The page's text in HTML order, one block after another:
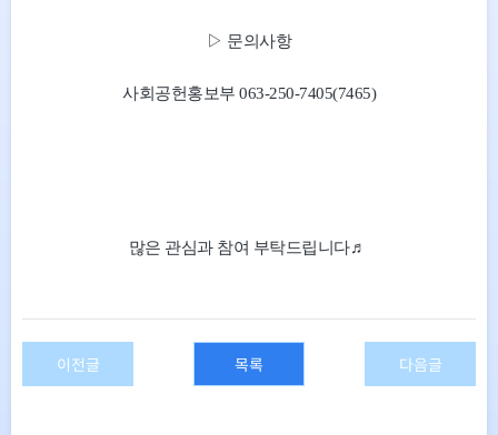
▷ 문의사항
사회공헌홍보부 063-250-7405(7465)
많은 관심과 참여 부탁드립니다♬
이전글 다음글
목록